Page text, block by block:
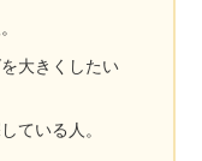
大きくしたい
ている人。